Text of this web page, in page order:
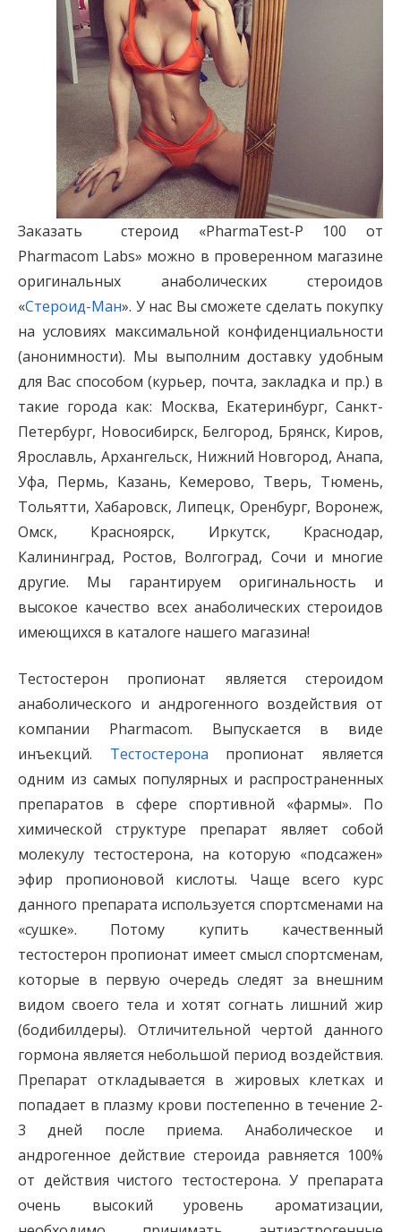
Заказать стероид «PharmaTest-P 100 от
Pharmacom Labs» можно в проверенном магазине
оригинальных анаболических стероидов
«Стероид-Ман». У нас Вы сможете сделать покупку
на условиях максимальной конфиденциальности
(анонимности). Мы выполним доставку удобным
для Вас способом (курьер, почта, закладка и пр.) в
такие города как: Москва, Екатеринбург, Санкт-
Петербург, Новосибирск, Белгород, Брянск, Киров,
Ярославль, Архангельск, Нижний Новгород, Анапа,
Уфа, Пермь, Казань, Кемерово, Тверь, Тюмень,
Тольятти, Хабаровск, Липецк, Оренбург, Воронеж,
Омск, Красноярск, Иркутск, Краснодар,
Калининград, Ростов, Волгоград, Сочи и многие
другие. Мы гарантируем оригинальность и
высокое качество всех анаболических стероидов
имеющихся в каталоге нашего магазина!
Тестостерон пропионат является стероидом
анаболического и андрогенного воздействия от
компании Pharmacom. Выпускается в виде
инъекций. Тестостерона пропионат является
одним из самых популярных и распространенных
препаратов в сфере спортивной «фармы». По
химической структуре препарат являет собой
молекулу тестостерона, на которую «подсажен»
эфир пропионовой кислоты. Чаще всего курс
данного препарата используется спортсменами на
«сушке». Потому купить качественный
тестостерон пропионат имеет смысл спортсменам,
которые в первую очередь следят за внешним
видом своего тела и хотят согнать лишний жир
(бодибилдеры). Отличительной чертой данного
гормона является небольшой период воздействия.
Препарат откладывается в жировых клетках и
попадает в плазму крови постепенно в течение 2-
3 дней после приема. Анаболическое и
андрогенное действие стероида равняется 100%
от действия чистого тестостерона. У препарата
очень высокий уровень ароматизации,